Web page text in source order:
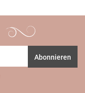
Abonnieren